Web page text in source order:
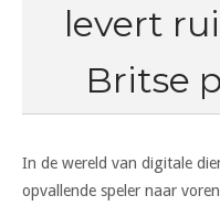
levert
Britse
In de wereld van digitale
opvallende speler naar